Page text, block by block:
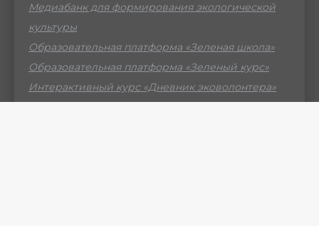
Медиабанк для формирования экологической
культуры
Образовательная платформа «Зеленая школа»
Образовательная платформа «Зеленый курс»
Интерактивный курс «Дневник эковолонтера»